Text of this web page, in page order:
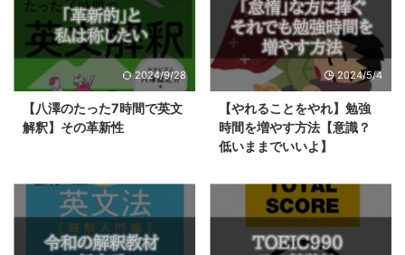
2024/9/28
【八澤のたった7時間で英文
解釈】その革新性
2024/5/4
【やれることをやれ】勉強
時間を増やす方法【意識？
低いままでいいよ】